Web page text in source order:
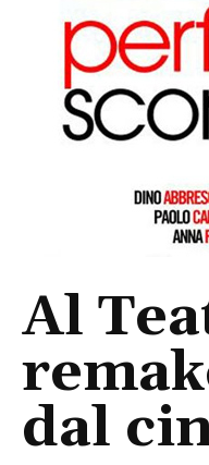
Al
dal